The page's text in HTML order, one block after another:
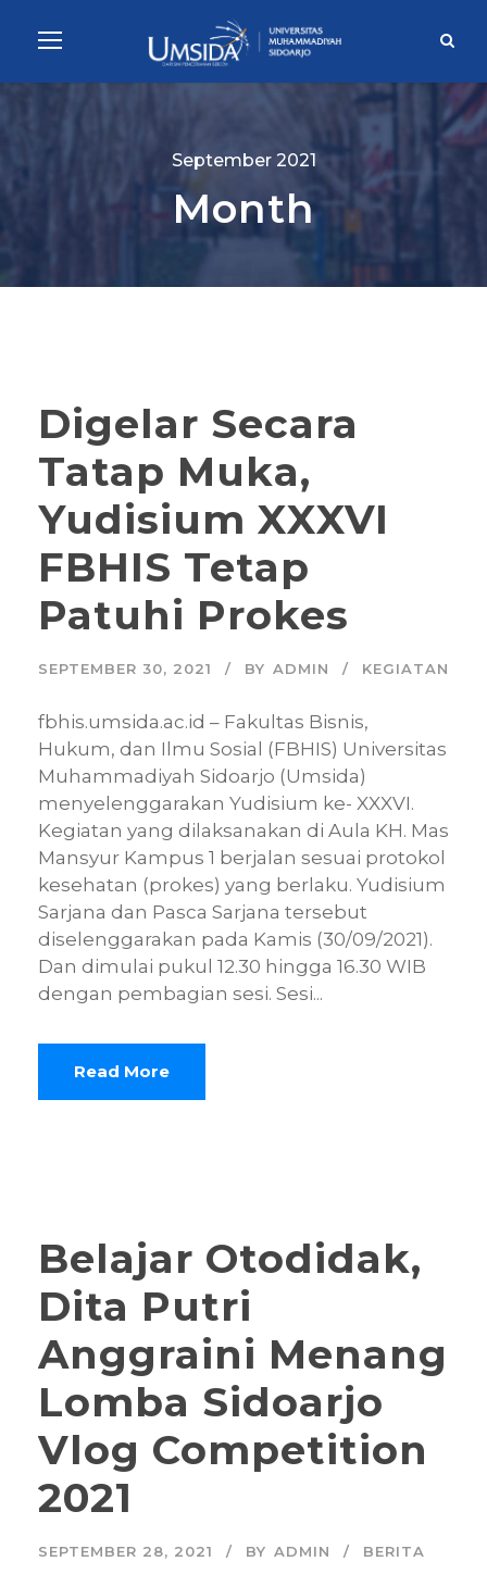
September 2021
Month
Digelar Secara
Tatap Muka,
Yudisium XXXVI
FBHIS Tetap
Patuhi Prokes
SEPTEMBER 30, 2021 BY ADMIN KEGIATAN
fbhis.umsida.ac.id – Fakultas Bisnis,
Hukum, dan Ilmu Sosial (FBHIS) Universitas
Muhammadiyah Sidoarjo (Umsida)
menyelenggarakan Yudisium ke- XXXVI.
Kegiatan yang dilaksanakan di Aula KH. Mas
Mansyur Kampus 1 berjalan sesuai protokol
kesehatan (prokes) yang berlaku. Yudisium
Sarjana dan Pasca Sarjana tersebut
diselenggarakan pada Kamis (30/09/2021).
Dan dimulai pukul 12.30 hingga 16.30 WIB
dengan pembagian sesi. Sesi...
Read More
Belajar Otodidak,
Dita Putri
Anggraini Menang
Lomba Sidoarjo
Vlog Competition
2021
SEPTEMBER 28, 2021 BY ADMIN BERITA